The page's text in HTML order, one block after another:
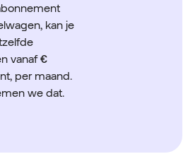
kan je
vanaf€
per maand.
we dat.